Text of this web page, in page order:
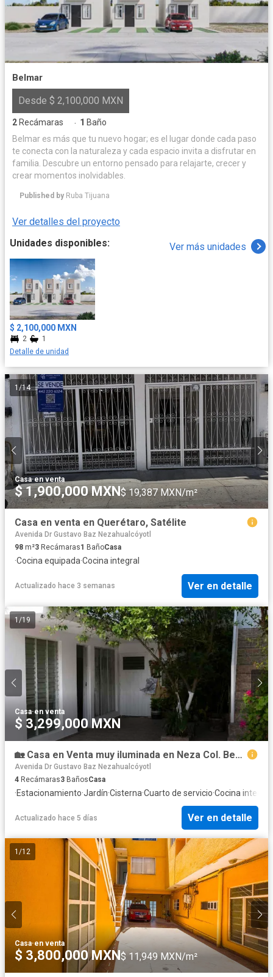
Belmar
Desde $ 2,100,000 MXN
2 Recámaras · 1 Baño
Belmar es más que tu nuevo hogar; es el lugar donde cada paso
te conecta con la naturaleza y cada espacio invita a disfrutar en
familia. Descubre un entorno pensado para relajarte, crecer y
crear momentos inolvidables.
Published by Ruba Tijuana
Ver detalles del proyecto
Unidades disponibles:
Ver más unidades
$ 2,100,000 MXN
2
1
Detalle de unidad
1 /14
Casa·en venta
$ 1,900,000 MXN$ 19,387 MXN/m²
Casa en venta en Querétaro, Satélite
Avenida Dr Gustavo Baz Nezahualcóyotl
98 m²3 Recámaras1 BañoCasa
·Cocina equipada·Cocina integral
Actualizado hace 3 semanas Ver en detalle
1/19
Casa·en venta
$ 3,299,000 MXN
🏡 Casa en Venta muy iluminada en Neza Col. Benito Juárez | 4 Recámaras | 158 m² de Terreno | Garage para 4 Autos. cerca de parque, mercado, clínica IMSS
Avenida Dr Gustavo Baz Nezahualcóyotl
4 Recámaras3 BañosCasa
·Estacionamiento·Jardín·Cisterna·Cuarto de servicio·Cocina integral
Actualizado hace 5 días Ver en detalle
1 /12
Casa·en venta
$ 3,800,000 MXN$ 11,949 MXN/m²